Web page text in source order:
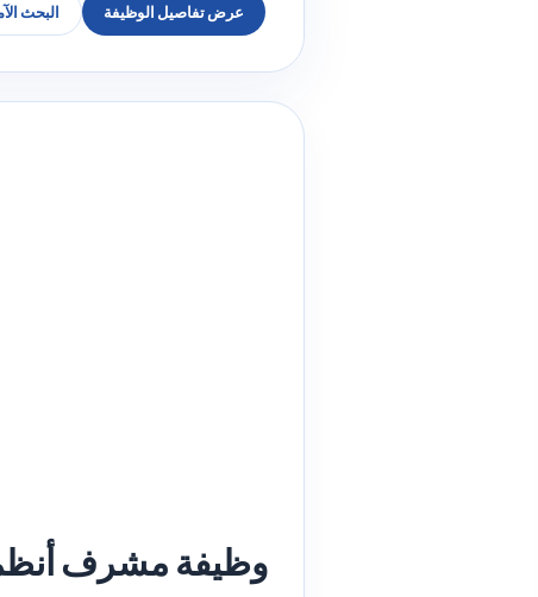
عرض تفاصيل الوظيفة البحث
وظيفة مشرف